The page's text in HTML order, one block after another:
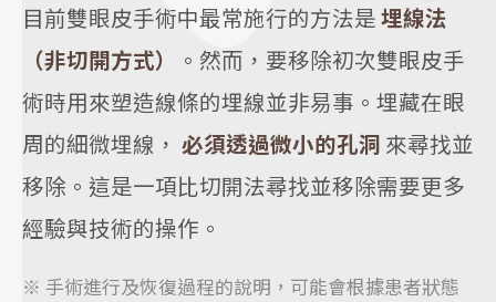
目前雙眼皮手術中最常施行的方法是埋線法
（非切開方式）
。然而，要移除初次雙眼皮手
術時用來塑造線條的埋線並非易事。埋藏在眼
周的細微埋線， 必須透過微小的孔洞 來尋找並
移除。這是一項比切開法尋找並移除需要更多
經驗與技術的操作。
※ 手術進行及恢復過程的說明，可能會根據患者狀態